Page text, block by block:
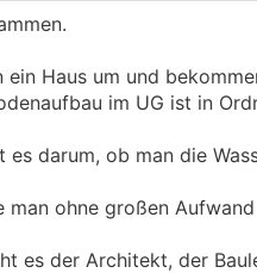
ein Haus um und
im UG ist in
es darum, ob man die
man ohne großen
es der Architekt, der